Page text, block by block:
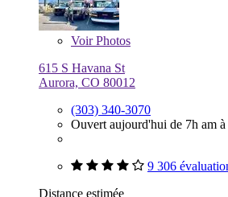
VoirPhotos
615 S Havana St
Aurora, CO 80012
(303) 340-3070
Ouvert aujourd'hui de 7h am
9 306
Distance estimée